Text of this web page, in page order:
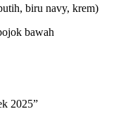
biru navy, krem)
bawah
2025”